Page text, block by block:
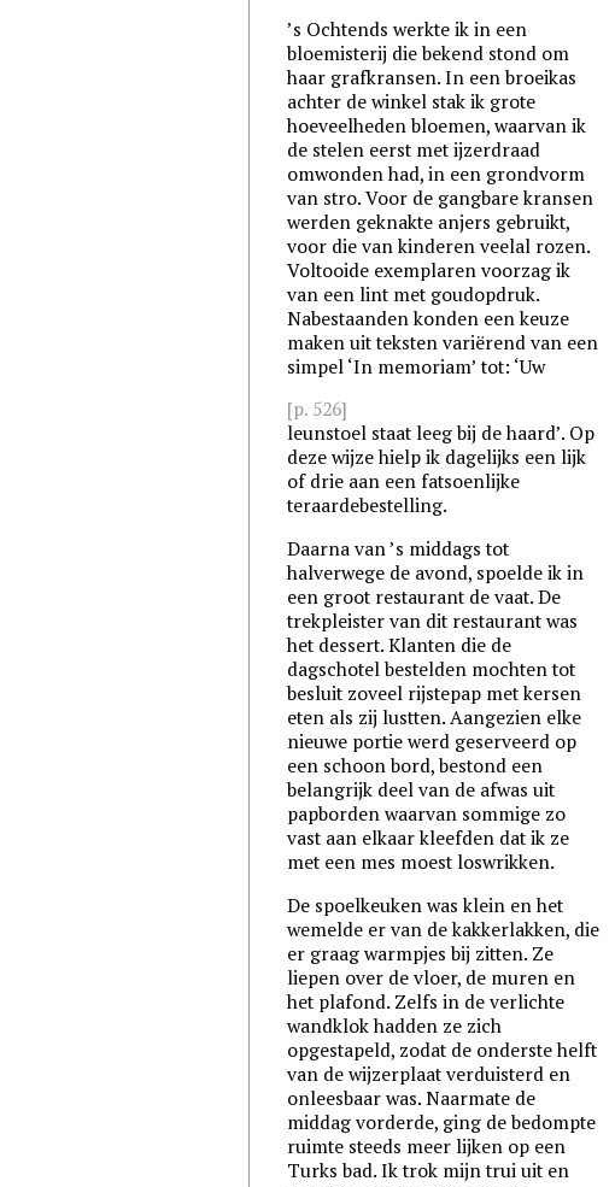
’s Ochtends werkte ik in een
bloemisterij die bekend stond om
haar grafkransen. In een broeikas
achter de winkel stak ik grote
hoeveelheden bloemen, waarvan ik
de stelen eerst met ijzerdraad
omwonden had, in een grondvorm
van stro. Voor de gangbare kransen
werden geknakte anjers gebruikt,
voor die van kinderen veelal rozen.
Voltooide exemplaren voorzag ik
van een lint met goudopdruk.
Nabestaanden konden een keuze
maken uit teksten variërend van een
simpel ‘In memoriam’ tot: ‘Uw
[p. 526]
leunstoel staat leeg bij de haard’. Op
deze wijze hielp ik dagelijks een lijk
of drie aan een fatsoenlijke
teraardebestelling.
Daarna van ’s middags tot
halverwege de avond, spoelde ik in
een groot restaurant de vaat. De
trekpleister van dit restaurant was
het dessert. Klanten die de
dagschotel bestelden mochten tot
besluit zoveel rijstepap met kersen
eten als zij lustten. Aangezien elke
nieuwe portie werd geserveerd op
een schoon bord, bestond een
belangrijk deel van de afwas uit
papborden waarvan sommige zo
vast aan elkaar kleefden dat ik ze
met een mes moest loswrikken.
De spoelkeuken was klein en het
wemelde er van de kakkerlakken, die
er graag warmpjes bij zitten. Ze
liepen over de vloer, de muren en
het plafond. Zelfs in de verlichte
wandklok hadden ze zich
opgestapeld, zodat de onderste helft
van de wijzerplaat verduisterd en
onleesbaar was. Naarmate de
middag vorderde, ging de bedompte
ruimte steeds meer lijken op een
Turks bad. Ik trok mijn trui uit en